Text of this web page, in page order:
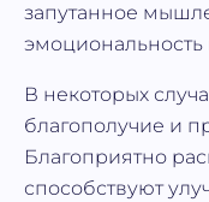
запутанное
эмоциональность
В некоторых
благополучие и
Благоприятно
способствуют